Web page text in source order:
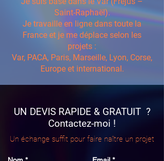
Saint-Raphaël).
Je travaille en ligne dans toute la
France et je me déplace selon les
projets :
Var, PACA, Paris, Marseille, Lyon, Corse,
Europe et international.
UN DEVIS RAPIDE & GRATUIT ?
Contactez-moi !
Un échange suffit pour faire naître un projet